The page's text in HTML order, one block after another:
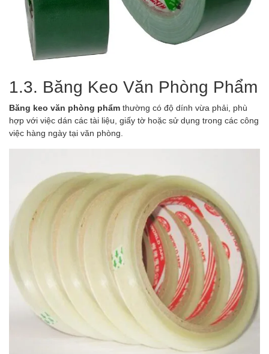
1.3. Băng Keo Văn Phòng Phẩm
Băng keo văn phòng phẩm thường có độ dính vừa phải, phù
hợp với việc dán các tài liệu, giấy tờ hoặc sử dụng trong các công
việc hàng ngày tại văn phòng.